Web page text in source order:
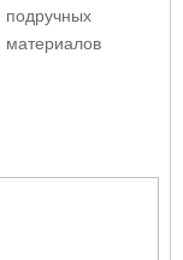
подручных
материалов